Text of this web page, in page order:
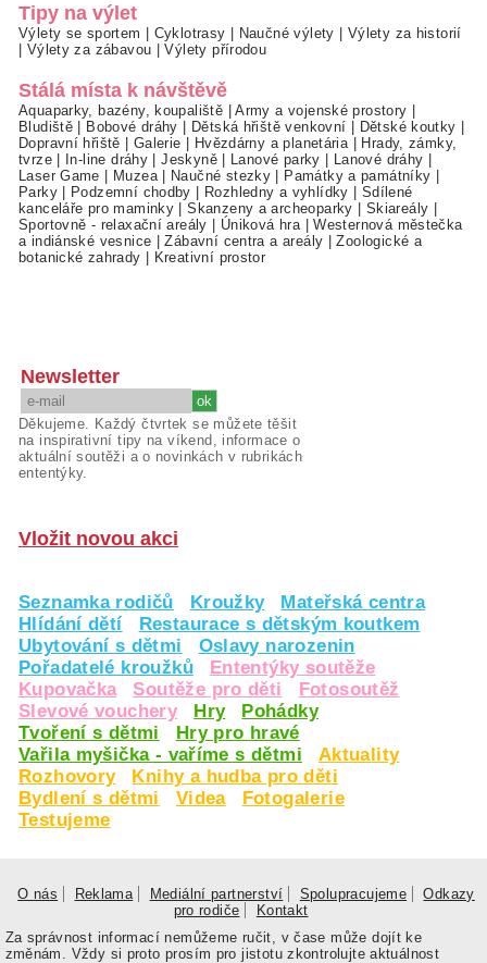
Tipy na výlet
Výlety se sportem | Cyklotrasy | Naučné výlety | Výlety za historií
| Výlety za zábavou |Výlety přírodou
Stálá místa k návštěvě
Aquaparky, bazény, koupaliště |Army a vojenské prostory |
Bludiště | Bobové dráhy | Dětská hřiště venkovní | Dětské koutky |
Dopravní hřiště | Galerie | Hvězdárny a planetária | Hrady, zámky,
tvrze| In-line dráhy |Jeskyně| Lanové parky | Lanové dráhy |
Laser Game | Muzea| Naučné stezky | Památky a památníky |
Parky| Podzemní chodby | Rozhledny a vyhlídky | Sdílené
kanceláře pro maminky |Skanzeny a archeoparky | Skiareály |
Sportovně - relaxační areály | Úniková hra |Westernová městečka
a indiánské vesnice |Zábavní centra a areály |Zoologické a
botanické zahrady | Kreativní prostor
Newsletter
Děkujeme. Každý čtvrtek se můžete těšit
na inspirativní tipy na víkend, informace o
aktuální soutěži a o novinkách v rubrikách
ententýky.
Vložit novou akci
Seznamka rodičů Kroužky
Mateřská centra
Hlídání dětí
Restaurace s dětským koutkem
Ubytování s dětmi
Oslavy narozenin
Pořadatelé kroužků
Ententýky soutěže
Kupovačka
Soutěže pro děti
Fotosoutěž
Slevové vouchery
Hry
Pohádky
Tvoření s dětmi
Hry pro hravé
Vařila myšička - vaříme s dětmi
Aktuality
Rozhovory
Knihy a hudba pro děti
Bydlení s dětmi
Videa
Fotogalerie
Testujeme
O nás Reklama Mediální partnerství Spolupracujeme
Odkazy
pro rodiče
Kontakt
Za správnost informací nemůžeme ručit, v čase může dojít ke
změnám. Vždy si proto prosím pro jistotu zkontrolujte aktuálnost